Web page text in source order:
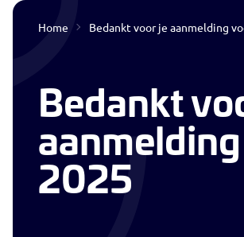
Home Bedankt voor je aanmelding
Bedankt
2025